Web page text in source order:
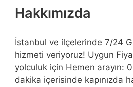
Hakkımızda
İstanbul ve ilçelerinde 7/24
hizmeti veriyoruz! Uygun
yolculuk için Hemen arayın:
dakika içerisinde kapınızda